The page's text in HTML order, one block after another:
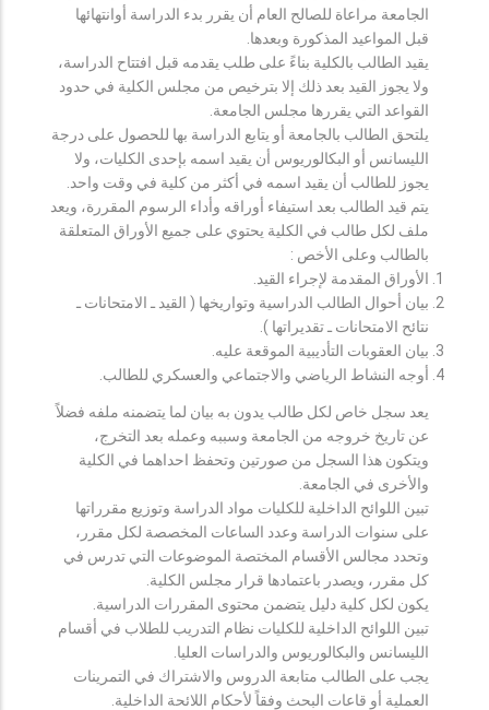
الجامعة مراعاة للصالح العام أن يقرر بدء الدراسة أوانتهائها
قبل المواعيد المذكورة وبعدها.
يقيد الطالب بالكلية بناءً على طلب يقدمه قبل افتتاح الدراسة،
ولا يجوز القيد بعد ذلك إلا بترخيص من مجلس الكلية في حدود
القواعد التي يقررها مجلس الجامعة.
يلتحق الطالب بالجامعة أو يتابع الدراسة بها للحصول على درجة
الليسانس أو البكالوريوس أن يقيد اسمه بإحدى الكليات، ولا
يجوز للطالب أن يقيد اسمه في أكثر من كلية في وقت واحد.
يتم قيد الطالب بعد استيفاء أوراقه وأداء الرسوم المقررة، ويعد
ملف لكل طالب في الكلية يحتوي على جميع الأوراق المتعلقة
بالطالب وعلى الأخص :
الأوراق المقدمة لإجراء القيد.
بيان أحوال الطالب الدراسية وتواريخها ( القيد ـ الامتحانات ـ
نتائح الامتحانات ـ تقديراتها ).
بيان العقوبات التأديبية الموقعة عليه.
أوجه النشاط الرياضي والاجتماعي والعسكري للطالب.
يعد سجل خاص لكل طالب يدون به بيان لما يتضمنه ملفه فضلاً
عن تاريخ خروجه من الجامعة وسببه وعمله بعد التخرج،
ويتكون هذا السجل من صورتين وتحفظ احداهما في الكلية
والأخرى في الجامعة.
تبين اللوائح الداخلية للكليات مواد الدراسة وتوزيع مقرراتها
على سنوات الدراسة وعدد الساعات المخصصة لكل مقرر،
وتحدد مجالس الأقسام المختصة الموضوعات التي تدرس في
كل مقرر، ويصدر باعتمادها قرار مجلس الكلية.
يكون لكل كلية دليل يتضمن محتوى المقررات الدراسية.
تبين اللوائح الداخلية للكليات نظام التدريب للطلاب في أقسام
الليسانس والبكالوريوس والدراسات العليا.
يجب على الطالب متابعة الدروس والاشتراك في التمرينات
العملية أو قاعات البحث وفقاً لأحكام اللائحة الداخلية.